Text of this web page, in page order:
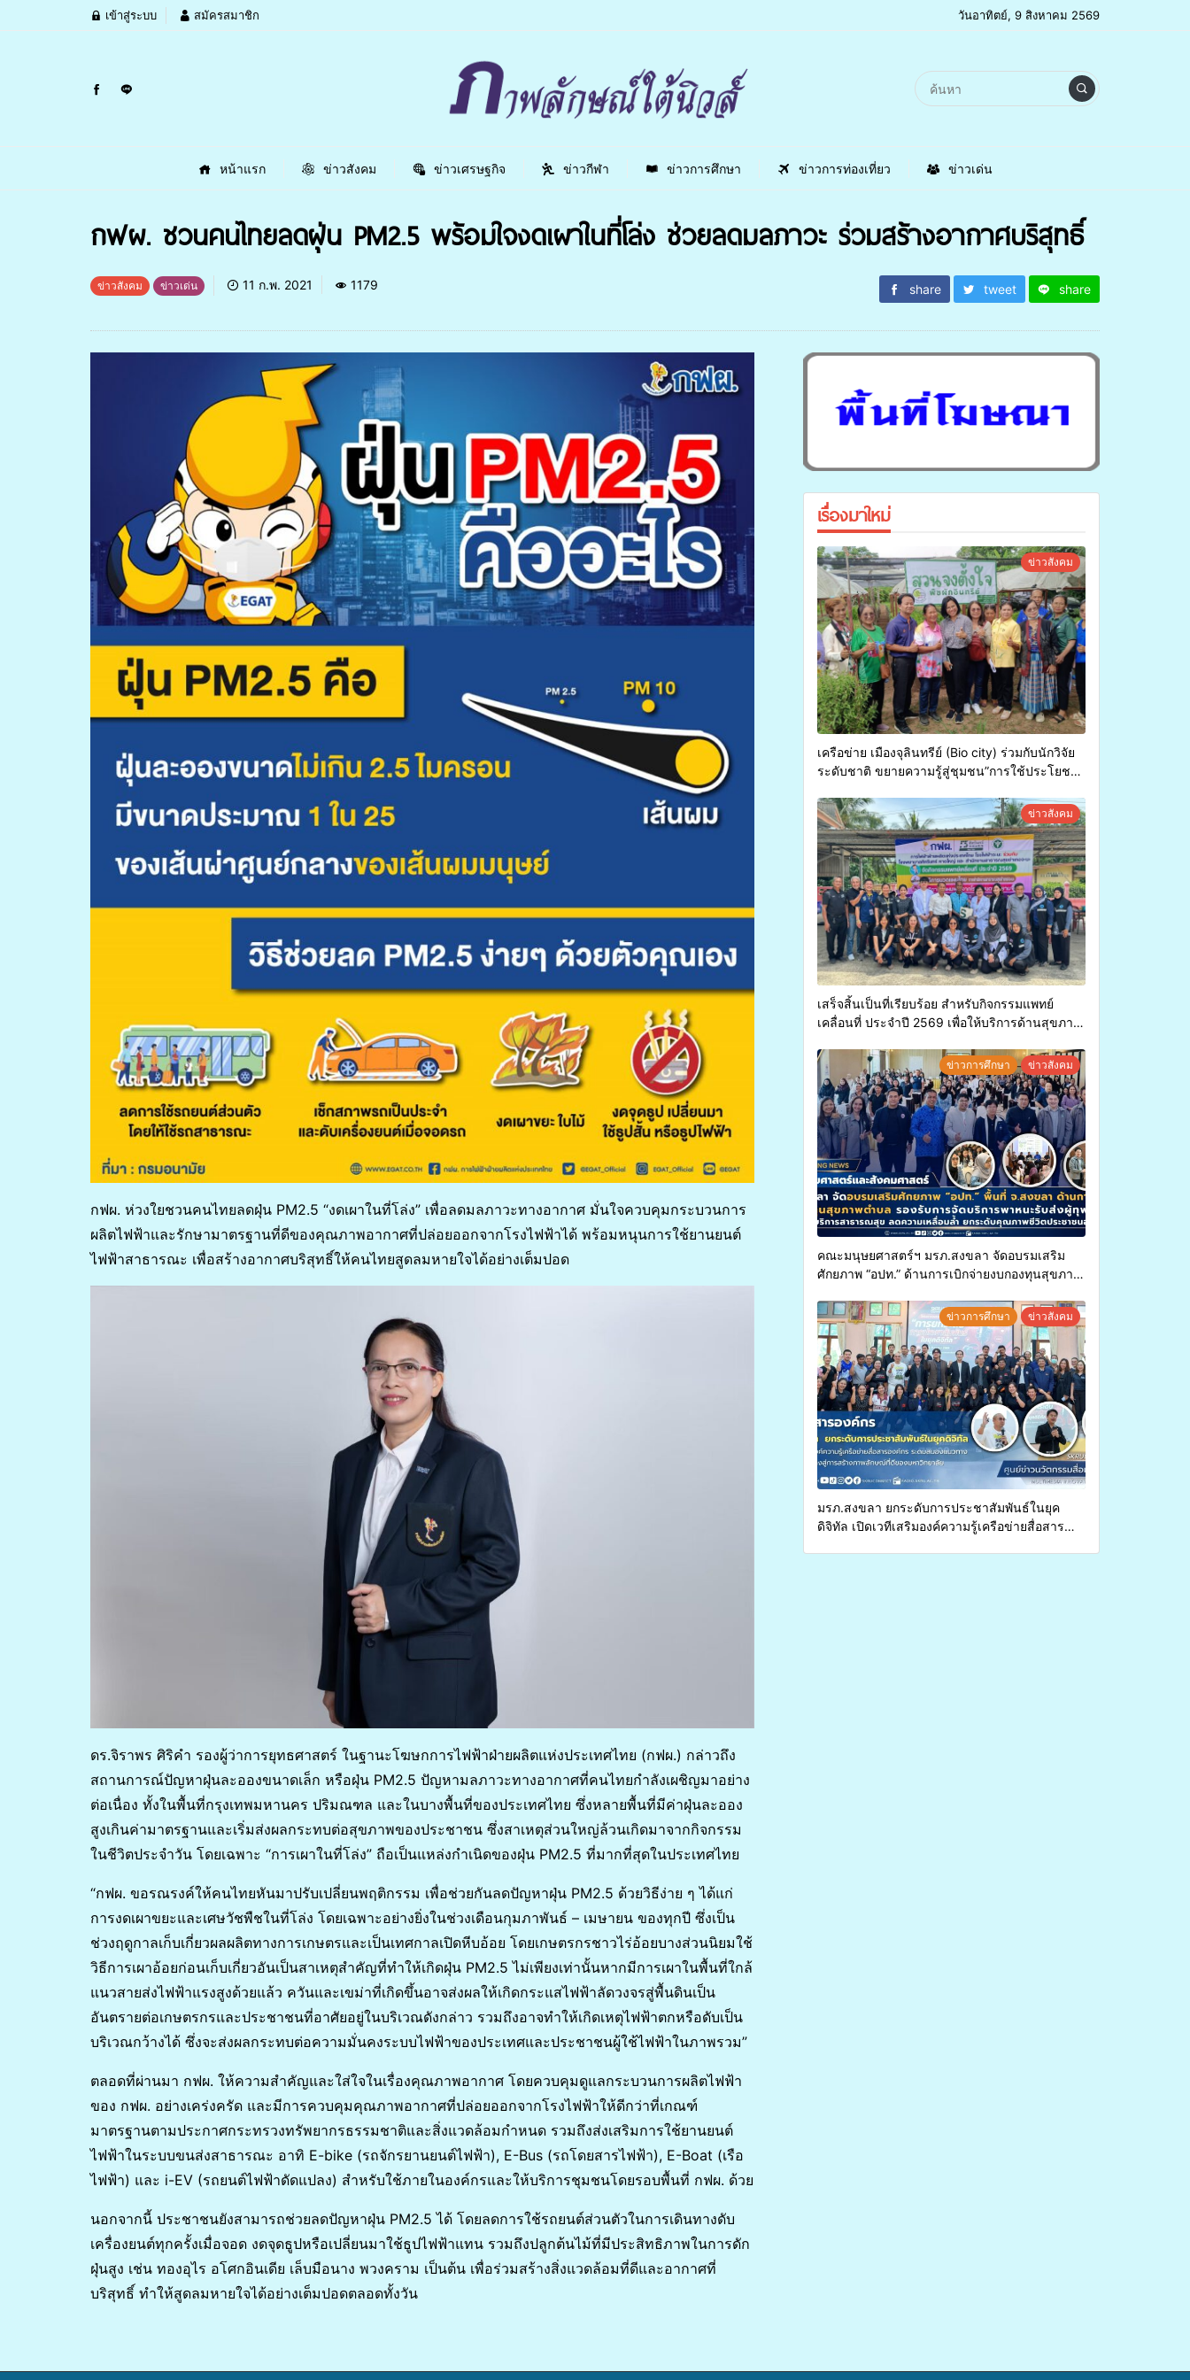
เข้าสู่ระบบ สมัครสมาชิก วันอาทิตย์, 9 สิงหาคม 2569
หน้าแรก ข่าวสังคม ข่าวเศรษฐกิจ ข่าวกีฬา ข่าวการศึกษา ข่าวการท่องเที่ยว ข่าวเด่น
กฟผ. ชวนคนไทยลดฝุ่น PM2.5 พร้อมใจงดเผาในที่โล่ง ช่วยลดมลภาวะ ร่วมสร้างอากาศบริสุทธิ์
ข่าวสังคม ข่าวเด่น 11 ก.พ. 2021 1179 share tweet share
กฟผ. ห่วงใยชวนคนไทยลดฝุ่น PM2.5 “งดเผาในที่โล่ง” เพื่อลดมลภาวะทางอากาศ มั่นใจควบคุมกระบวนการ
ผลิตไฟฟ้าและรักษามาตรฐานที่ดีของคุณภาพอากาศที่ปล่อยออกจากโรงไฟฟ้าได้ พร้อมหนุนการใช้ยานยนต์
ไฟฟ้าสาธารณะ เพื่อสร้างอากาศบริสุทธิ์ให้คนไทยสูดลมหายใจได้อย่างเต็มปอด
ดร.จิราพร ศิริคำ รองผู้ว่าการยุทธศาสตร์ ในฐานะโฆษกการไฟฟ้าฝ่ายผลิตแห่งประเทศไทย (กฟผ.) กล่าวถึง
สถานการณ์ปัญหาฝุ่นละอองขนาดเล็ก หรือฝุ่น PM2.5 ปัญหามลภาวะทางอากาศที่คนไทยกำลังเผชิญมาอย่าง
ต่อเนื่อง ทั้งในพื้นที่กรุงเทพมหานคร ปริมณฑล และในบางพื้นที่ของประเทศไทย ซึ่งหลายพื้นที่มีค่าฝุ่นละออง
สูงเกินค่ามาตรฐานและเริ่มส่งผลกระทบต่อสุขภาพของประชาชน ซึ่งสาเหตุส่วนใหญ่ล้วนเกิดมาจากกิจกรรม
ในชีวิตประจำวัน โดยเฉพาะ “การเผาในที่โล่ง” ถือเป็นแหล่งกำเนิดของฝุ่น PM2.5 ที่มากที่สุดในประเทศไทย
“กฟผ. ขอรณรงค์ให้คนไทยหันมาปรับเปลี่ยนพฤติกรรม เพื่อช่วยกันลดปัญหาฝุ่น PM2.5 ด้วยวิธีง่าย ๆ ได้แก่
การงดเผาขยะและเศษวัชพืชในที่โล่ง โดยเฉพาะอย่างยิ่งในช่วงเดือนกุมภาพันธ์ – เมษายน ของทุกปี ซึ่งเป็น
ช่วงฤดูกาลเก็บเกี่ยวผลผลิตทางการเกษตรและเป็นเทศกาลเปิดหีบอ้อย โดยเกษตรกรชาวไร่อ้อยบางส่วนนิยมใช้
วิธีการเผาอ้อยก่อนเก็บเกี่ยวอันเป็นสาเหตุสำคัญที่ทำให้เกิดฝุ่น PM2.5 ไม่เพียงเท่านั้นหากมีการเผาในพื้นที่ใกล้
แนวสายส่งไฟฟ้าแรงสูงด้วยแล้ว ควันและเขม่าที่เกิดขึ้นอาจส่งผลให้เกิดกระแสไฟฟ้าลัดวงจรสู่พื้นดินเป็น
อันตรายต่อเกษตรกรและประชาชนที่อาศัยอยู่ในบริเวณดังกล่าว รวมถึงอาจทำให้เกิดเหตุไฟฟ้าตกหรือดับเป็น
บริเวณกว้างได้ ซึ่งจะส่งผลกระทบต่อความมั่นคงระบบไฟฟ้าของประเทศและประชาชนผู้ใช้ไฟฟ้าในภาพรวม”
ตลอดที่ผ่านมา กฟผ. ให้ความสำคัญและใส่ใจในเรื่องคุณภาพอากาศ โดยควบคุมดูแลกระบวนการผลิตไฟฟ้า
ของ กฟผ. อย่างเคร่งครัด และมีการควบคุมคุณภาพอากาศที่ปล่อยออกจากโรงไฟฟ้าให้ดีกว่าที่เกณฑ์
มาตรฐานตามประกาศกระทรวงทรัพยากรธรรมชาติและสิ่งแวดล้อมกำหนด รวมถึงส่งเสริมการใช้ยานยนต์
ไฟฟ้าในระบบขนส่งสาธารณะ อาทิ E-bike (รถจักรยานยนต์ไฟฟ้า), E-Bus (รถโดยสารไฟฟ้า), E-Boat (เรือ
ไฟฟ้า) และ i-EV (รถยนต์ไฟฟ้าดัดแปลง) สำหรับใช้ภายในองค์กรและให้บริการชุมชนโดยรอบพื้นที่ กฟผ. ด้วย
นอกจากนี้ ประชาชนยังสามารถช่วยลดปัญหาฝุ่น PM2.5 ได้ โดยลดการใช้รถยนต์ส่วนตัวในการเดินทางดับ
เครื่องยนต์ทุกครั้งเมื่อจอด งดจุดธูปหรือเปลี่ยนมาใช้ธูปไฟฟ้าแทน รวมถึงปลูกต้นไม้ที่มีประสิทธิภาพในการดัก
ฝุ่นสูง เช่น ทองอุไร อโศกอินเดีย เล็บมือนาง พวงคราม เป็นต้น เพื่อร่วมสร้างสิ่งแวดล้อมที่ดีและอากาศที่
บริสุทธิ์ ทำให้สูดลมหายใจได้อย่างเต็มปอดตลอดทั้งวัน
เรื่องมาใหม่
ข่าวสังคม
เครือข่าย เมืองจุลินทรีย์ (Bio city) ร่วมกับนักวิจัย
ระดับชาติ ขยายความรู้สู่ชุมชน”การใช้ประโยชน์
ค่า-พืชเศรษฐกิจ”
ข่าวสังคม
เสร็จสิ้นเป็นที่เรียบร้อย สำหรับกิจกรรมแพทย์
เคลื่อนที่ ประจำปี 2569 เพื่อให้บริการด้านสุขภาพ
ข่าวการศึกษา ข่าวสังคม
คณะมนุษยศาสตร์ฯ มรภ.สงขลา จัดอบรมเสริม
ศักยภาพ “อปท.” ด้านการเบิกจ่ายงบกองทุนสุขภาพ
ทุพพลภาพเพื่อเข้ารับบริการสาธารณสุข ลดความ
เหลื่อมล้ำ ยกระดับคุณภาพชีวิตประชาชนอย่าง
ยั่งยืน
ข่าวการศึกษา ข่าวสังคม
มรภ.สงขลา ยกระดับการประชาสัมพันธ์ในยุค
ดิจิทัล เปิดเวทีเสริมองค์ความรู้เครือข่ายสื่อสาร